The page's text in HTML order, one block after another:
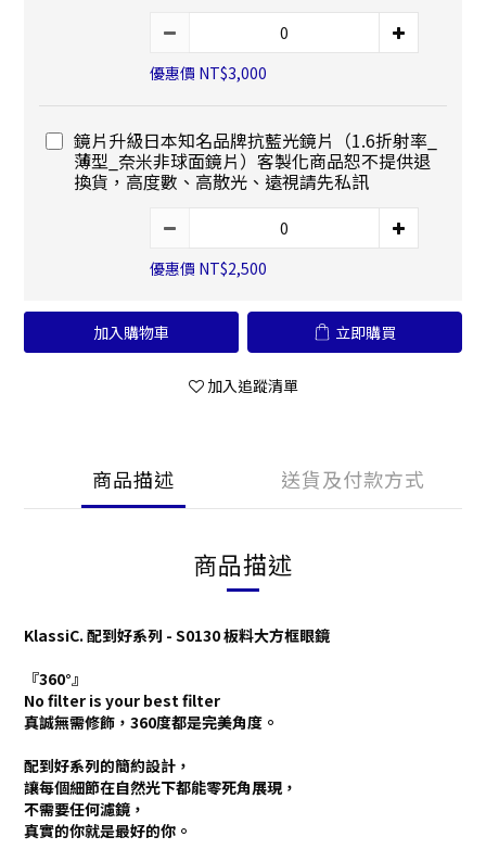
優惠價 NT$3,000
鏡片升級日本知名品牌抗藍光鏡片（1.6折射率_
薄型_奈米非球面鏡片）客製化商品恕不提供退
換貨，高度數、高散光、遠視請先私訊
優惠價 NT$2,500
加入購物車 立即購買
加入追蹤清單
商品描述 送貨及付款方式
商品描述
KlassiC. 配到好系列 - S0130 板料大方框眼鏡
『360°』
No filter is your best filter
真誠無需修飾，360度都是完美角度。
配到好系列的簡約設計，
讓每個細節在自然光下都能零死角展現，
不需要任何濾鏡，
真實的你就是最好的你。